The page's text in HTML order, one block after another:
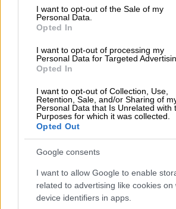
consent section.
I want to opt-out of the Sale of my
Personal Data.
Opted In
I want to opt-out of processing my
Personal Data for Targeted
Opted In
I want to opt-out of Collection, Use,
Retention, Sale, and/or Sharing of
Personal Data that Is Unrelated with
Purposes for which it was collected.
Opted Out
Google consents
I want to allow Google to enable
related to advertising like cookies on
device identifiers in apps.
Πολιτική|10.02.2026 17:03
Κικίλιας στο OPEN για Χίο:
Στηρίζουμε χωρίς
Λιμενικό - Το λόγο έχει η
Ελλάδα|27.02.2026 18:51
Λιμενικό για Χίο:
μέλη κυκλώματος
μεταναστών που
ναυάγιο